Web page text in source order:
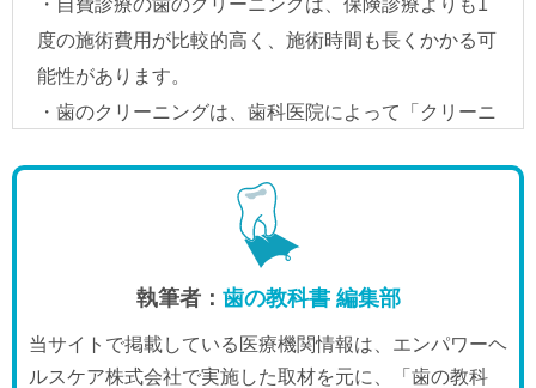
執筆者： 歯の教科書 編集部
当サイトで掲載している医療機関情報は、エンパワーヘ
ルスケア株式会社で実施した取材を元に、「歯の教科